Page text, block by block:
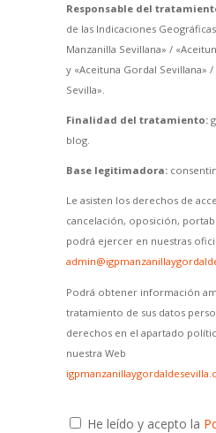
Responsable del
de las Indicaciones
Manzanilla Sevillana» /
y «Aceituna Gordal Sevillana»
Sevilla».
Finalidad del tratamiento:
blog.
Base legitimadora:
Le asisten los derechos de
cancelación, oposición,
podrá ejercer en nuestras
Podrá obtener información
tratamiento de sus datos
derechos en el apartado
nuestra Web
He leído y acepto la